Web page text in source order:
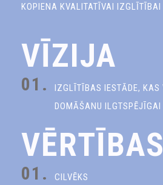
KOPIENA KVALITATĪVAI IZGLĪTĪBAI
VĪZIJA
01.
IZGLĪTĪBAS IESTĀDE,
DOMĀŠANU ILGTSPĒJĪGAI
VĒRTĪBAS
01. CILVĒKS